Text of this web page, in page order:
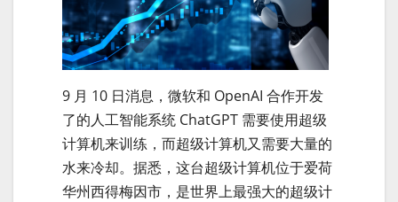
9 月 10 日消息，微软和 OpenAI 合作开发
了的人工智能系统 ChatGPT 需要使用超级
计算机来训练，而超级计算机又需要大量的
水来冷却。据悉，这台超级计算机位于爱荷
华州西得梅因市，是世界上最强大的超级计